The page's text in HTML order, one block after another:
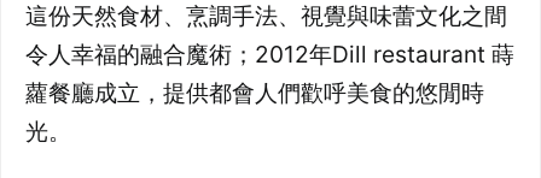
這份天然食材、烹調手法、視覺與味蕾文化之間
令人幸福的融合魔術；2012年Dill restaurant 蒔
蘿餐廳成立，提供都會人們歡呼美食的悠閒時
光。